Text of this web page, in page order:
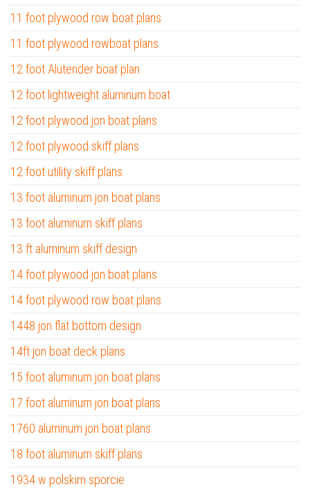
11 foot plywood row boat plans
11 foot plywood rowboat plans
12 foot Alutender boat plan
12 foot lightweight aluminum boat
12 foot plywood jon boat plans
12 foot plywood skiff plans
12 foot utility skiff plans
13 foot aluminum jon boat plans
13 foot aluminum skiff plans
13 ft aluminum skiff design
14 foot plywood jon boat plans
14 foot plywood row boat plans
1448 jon flat bottom design
14ft jon boat deck plans
15 foot aluminum jon boat plans
17 foot aluminum jon boat plans
1760 aluminum jon boat plans
18 foot aluminum skiff plans
1934 w polskim sporcie